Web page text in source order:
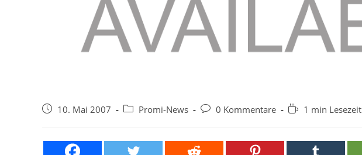
Beitrag10. Mai 2007
Beitrags-
Promi-News
Beitrags-
0 Kommentare Lesedauer:
1 min Lesezeit